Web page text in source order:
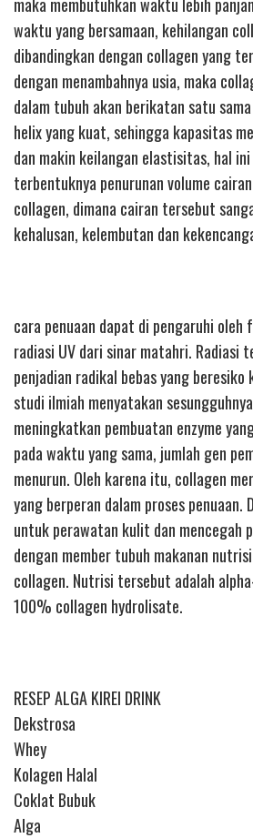
waktu yang bersamaan, kehilangan
dibandingkan dengan collagen yang
dengan menambahnya usia, maka
dalam tubuh akan berikatan satu
helix yang kuat, sehingga kapasitas
dan makin keilangan elastisitas, hal
terbentuknya penurunan volume
collagen, dimana cairan tersebut
kehalusan, kelembutan dan
cara penuaan dapat di pengaruhi
radiasi UV dari sinar matahri. Radiasi
penjadian radikal bebas yang
studi ilmiah menyatakan
meningkatkan pembuatan enzyme
pada waktu yang sama, jumlah gen
menurun. Oleh karena itu, collagen
yang berperan dalam proses penuaan.
untuk perawatan kulit dan mencegah
dengan member tubuh makanan
collagen. Nutrisi tersebut adalah
100% collagen hydrolisate.
RESEP ALGA KIREI DRINK
Dekstrosa
Whey
Kolagen Halal
Coklat Bubuk
Alga